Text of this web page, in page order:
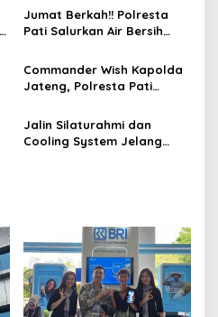
Anggaran Silum
Jumat Berkah!! Polresta
Pati Salurkan Air Bersih
Commander Wish Kapolda
Jateng, Polresta Pati
Bersih Untuk Warga yang
Terdampak Kekeringan
Jalin Silaturahmi dan
Cooling System Jelang